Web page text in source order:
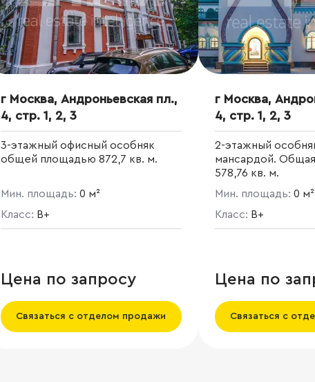
г Москва, Андроньевская пл.,
4, стр. 1, 2, 3
3-этажный офисный особняк
общей площадью 872,7 кв. м.
Мин. площадь: 0 м²
Класс: B+
Цена по запросу
Связаться с отделом продажи
г Москва,
4, стр. 1, 2, 3
2-этажный
мансардой.
578,76 кв. м.
Мин. площадь: 0 м²
Класс: B+
Цена по
Связаться с